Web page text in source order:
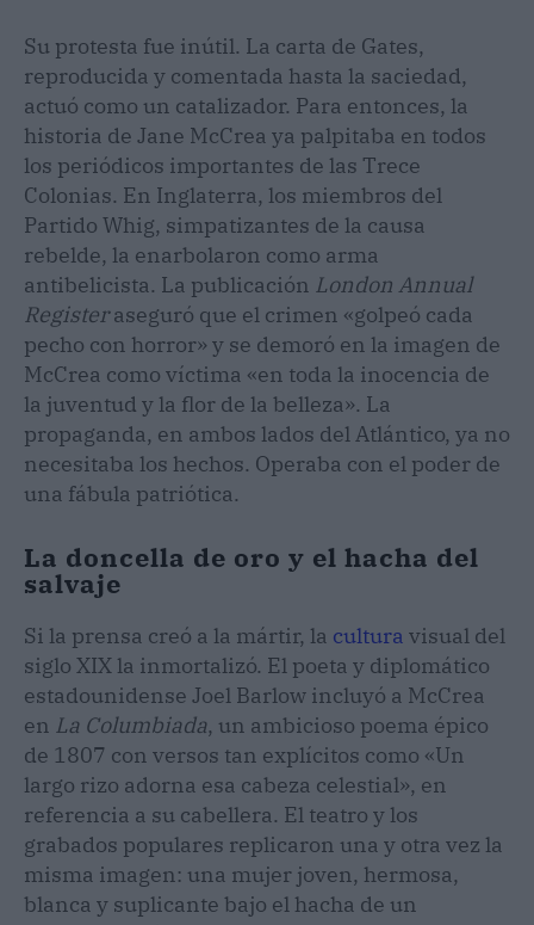
Su protesta fue inútil. La carta de Gates,
reproducida y comentada hasta la saciedad,
actuó como un catalizador. Para entonces, la
historia de Jane McCrea ya palpitaba en todos
los periódicos importantes de las Trece
Colonias. En Inglaterra, los miembros del
Partido Whig, simpatizantes de la causa
rebelde, la enarbolaron como arma
antibelicista. La publicación London Annual
Registeraseguró que el crimen «golpeó cada
pecho con horror» y se demoró en la imagen de
McCrea como víctima «en toda la inocencia de
la juventud y la flor de la belleza». La
propaganda, en ambos lados del Atlántico, ya no
necesitaba los hechos. Operaba con el poder de
una fábula patriótica.
La doncella de oro y el hacha del
salvaje
Si la prensa creó a la mártir, la cultura visual del
siglo XIX la inmortalizó. El poeta y diplomático
estadounidense Joel Barlow incluyó a McCrea
en La Columbiada, un ambicioso poema épico
de 1807 con versos tan explícitos como «Un
largo rizo adorna esa cabeza celestial», en
referencia a su cabellera. El teatro y los
grabados populares replicaron una y otra vez la
misma imagen: una mujer joven, hermosa,
blanca y suplicante bajo el hacha de un